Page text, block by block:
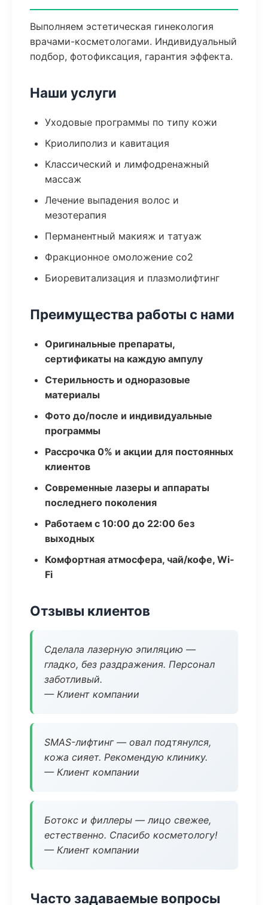
Выполняем эстетическая гинекология
врачами-косметологами. Индивидуальный
подбор, фотофиксация, гарантия эффекта.
Наши услуги
Уходовые программы по типу кожи
Криолиполиз и кавитация
Классический и лимфодренажный
массаж
Лечение выпадения волос и
мезотерапия
Перманентный макияж и татуаж
Фракционное омоложение co2
Биоревитализация и плазмолифтинг
Преимущества работы с нами
Оригинальные препараты,
сертификаты на каждую ампулу
Стерильность и одноразовые
материалы
Фото до/после и индивидуальные
программы
Рассрочка 0% и акции для постоянных
клиентов
Современные лазеры и аппараты
последнего поколения
Работаем с 10:00 до 22:00 без
выходных
Комфортная атмосфера, чай/кофе, Wi-
Fi
Отзывы клиентов
Сделала лазерную эпиляцию —
гладко, без раздражения. Персонал
заботливый.
— Клиент компании
SMAS-лифтинг — овал подтянулся,
кожа сияет. Рекомендую клинику.
— Клиент компании
Ботокс и филлеры — лицо свежее,
естественно. Спасибо косметологу!
— Клиент компании
Часто задаваемые вопросы